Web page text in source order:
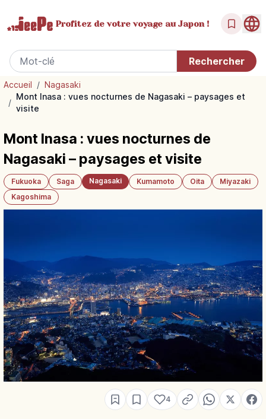
Profitez de votrevoyage au Japon !
Accueil / Nagasaki
/
Mont Inasa : vues nocturnes de Nagasaki – paysages et
visite
Mont Inasa : vues nocturnes de
Nagasaki – paysages et visite
Fukuoka Saga Nagasaki Kumamoto Oita
Miyazaki
Kagoshima
4